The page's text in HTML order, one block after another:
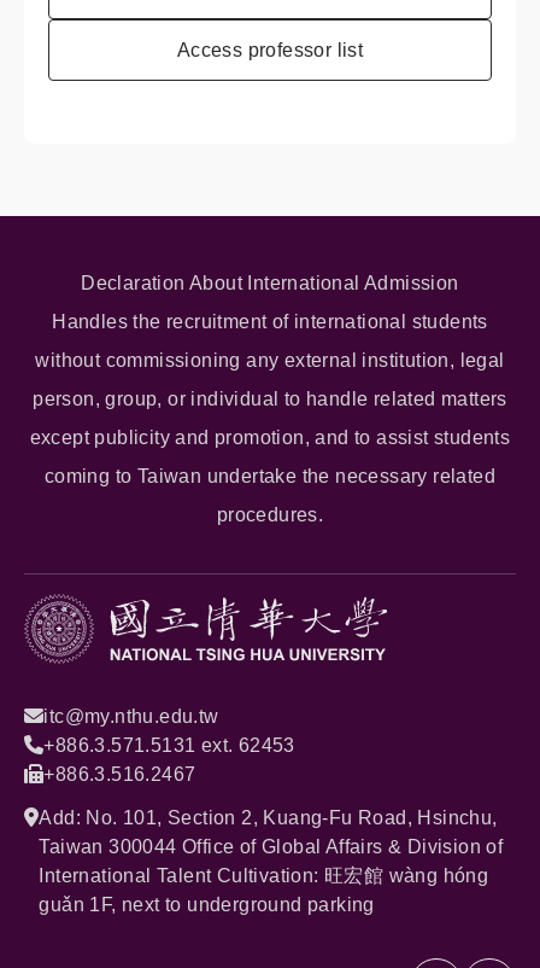
Access professor list
Declaration About International Admission
Handles the recruitment of international students
without commissioning any external institution, legal
person, group, or individual to handle related matters
except publicity and promotion, and to assist students
coming to Taiwan undertake the necessary related
procedures.
itc@my.nthu.edu.tw
+886.3.571.5131 ext. 62453
+886.3.516.2467
Add: No. 101, Section 2, Kuang-Fu Road, Hsinchu,
Taiwan 300044 Office of Global Affairs & Division of
International Talent Cultivation: 旺宏館 wàng hóng
guǎn 1F, next to underground parking